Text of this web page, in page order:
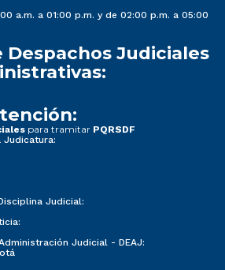
a.m. a 01:00 p.m. y de 02:00 p.m. a 05:00
Despachos Judiciales
para tramitar PQRSDF
Judicatura:
Judicial:
Judicial - DEAJ: